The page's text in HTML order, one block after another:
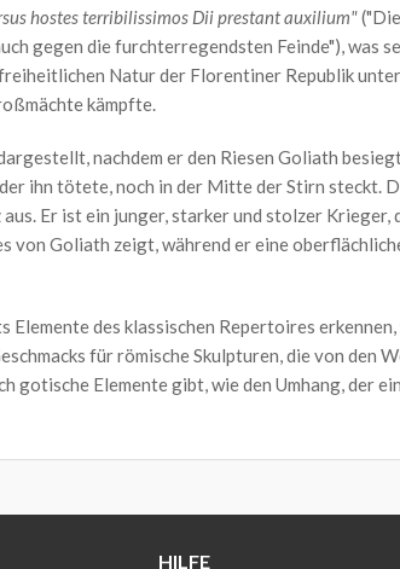
hostes terribilissimos Dii prestant auxilium"
gegen die furchterregendsten Feinde"), was
Natur der Florentiner Republik
kämpfte.
nachdem er den Riesen Goliath
ihn tötete, noch in der Mitte der Stirn steckt.
Er ist ein junger, starker und stolzer Krieger,
von Goliath zeigt, während er eine
Elemente des klassischen Repertoires
für römische Skulpturen, die von den
gotische Elemente gibt, wie den Umhang, der
HILFE